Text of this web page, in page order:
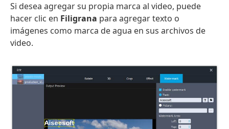
Si desea agregar su propia marca al video, puede
hacer clic en Filigrana para agregar texto o
imágenes como marca de agua en sus archivos de
video.